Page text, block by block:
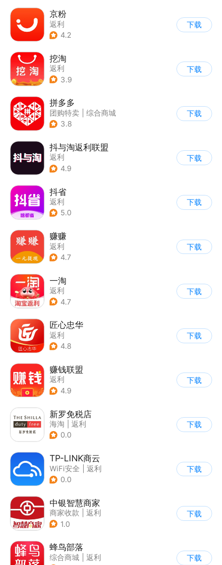
京粉
返利
4.2
下载
挖淘
返利
3.9
下载
拼多多
团购特卖
综合商城
3.8
下载
抖与淘返利联盟
返利
4.9
下载
抖省
返利
5.0
下载
赚赚
返利
4.7
下载
一淘
返利
4.7
下载
匠心忠华
返利
4.8
下载
赚钱联盟
返利
4.9
下载
新罗免税店
海淘
返利
0.0
下载
TP-LINK商云
WiFi安全
返利
0.0
下载
中银智慧商家
商家收款
返利
1.0
下载
蜂鸟部落
综合商城
返利
下载